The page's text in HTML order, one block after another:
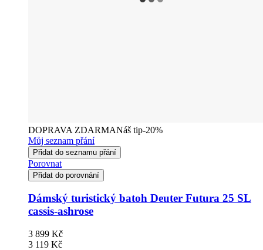
DOPRAVA ZDARMANáš tip-20%
Můj seznam přání
Přidat do seznamu přání
Porovnat
Přidat do porovnání
Dámský turistický batoh Deuter Futura 25 SL
cassis-ashrose
3 899 Kč
3 119 Kč